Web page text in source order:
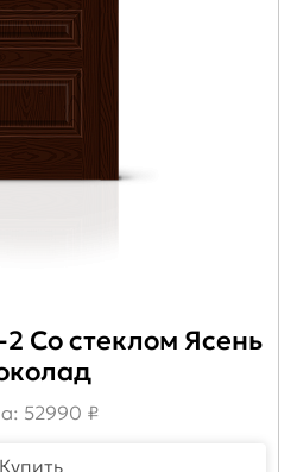
Со стеклом Ясень
52990 ₽
Купить